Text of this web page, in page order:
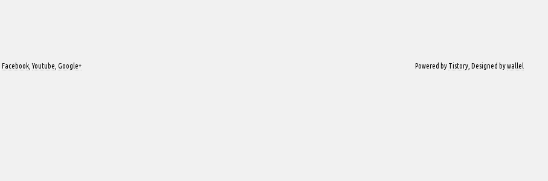
Powered by Tistory , Designed bywallel
Facebook,Youtube Google+